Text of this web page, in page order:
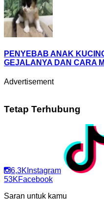
PENYEBAB ANAK
GEJALANYA DAN CARA
Advertisement
Tetap Terhubung
6,3K Instagram
53KFacebook
Saran untuk kamu